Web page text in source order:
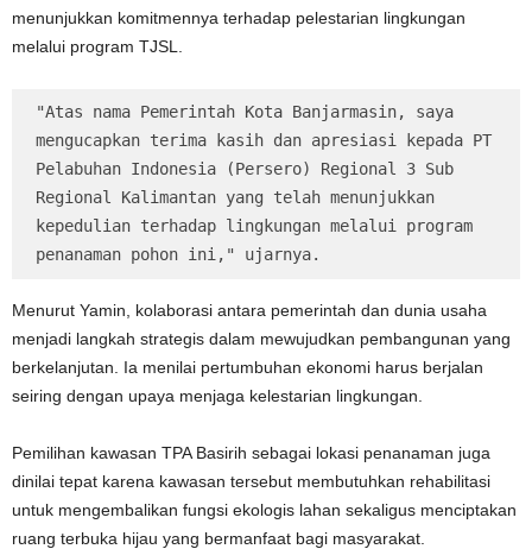
menunjukkan komitmennya terhadap pelestarian lingkungan
melalui program TJSL.
"Atas nama Pemerintah Kota Banjarmasin, saya
mengucapkan terima kasih dan apresiasi kepada PT
Pelabuhan Indonesia (Persero) Regional 3 Sub
Regional Kalimantan yang telah menunjukkan
kepedulian terhadap lingkungan melalui program
penanaman pohon ini," ujarnya.
Menurut Yamin, kolaborasi antara pemerintah dan dunia usaha
menjadi langkah strategis dalam mewujudkan pembangunan yang
berkelanjutan. Ia menilai pertumbuhan ekonomi harus berjalan
seiring dengan upaya menjaga kelestarian lingkungan.
Pemilihan kawasan TPA Basirih sebagai lokasi penanaman juga
dinilai tepat karena kawasan tersebut membutuhkan rehabilitasi
untuk mengembalikan fungsi ekologis lahan sekaligus menciptakan
ruang terbuka hijau yang bermanfaat bagi masyarakat.